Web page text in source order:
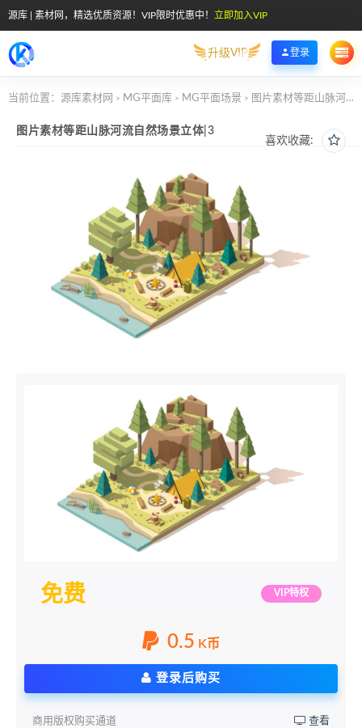
源库 | 素材网，精选优质资源！VIP限时优惠中！ 立即加入VIP
升级VIP 登录
当前位置： 源库素材网 > MG平面库 > MG平面场景 > 图片素材等距山脉河流自然场景立体|3
喜欢收藏:
图片素材等距山脉河流自然场景立体|3
免费 VIP特权
0.5 K币
登录后购买
商用版权购买通道 查看